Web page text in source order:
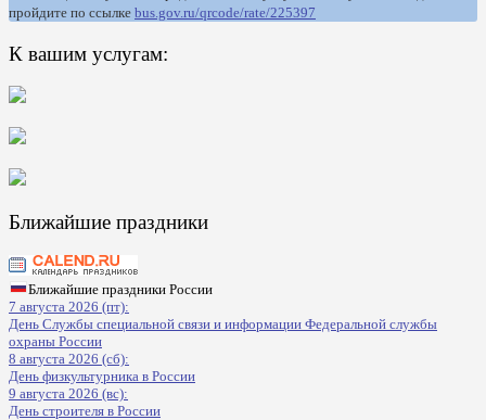
пройдите по ссылке bus.gov.ru/qrcode/rate/225397
К вашим услугам:
Ближайшие праздники
Ближайшие праздники России
7 августа 2026 (пт):
День Службы специальной связи и информации Федеральной службы
охраны России
8 августа 2026 (сб):
День физкультурника в России
9 августа 2026 (вс):
День строителя в России